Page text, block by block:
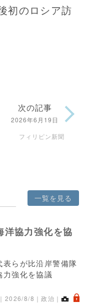
初のロシア訪
次の記事
2026年6月19日
フィリピン新聞
一覧を見る
協力強化を協
表らが比沿岸警備隊
力強化を協議
2026/8/8 ｜政治｜ .